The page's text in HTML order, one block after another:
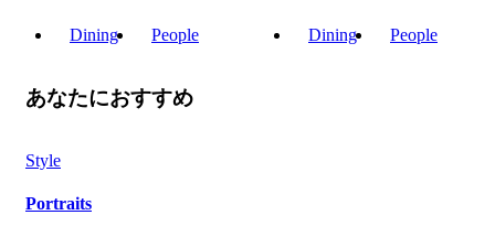
Dining People Dining People
あなたにおすすめ
Style
Portraits